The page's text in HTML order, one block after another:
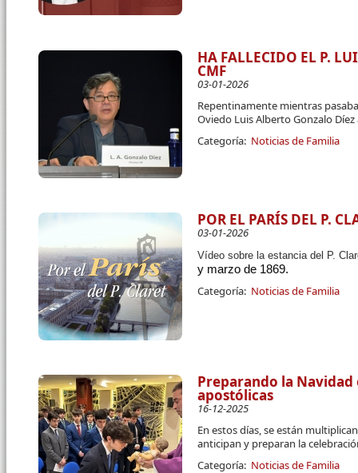
HA FALLECIDO EL P.
CMF
03-01-2026
Repentinamente mientras
Oviedo Luis Alberto Gonzalo
Categoría: Noticias de Familia
POR EL PARÍS DEL P.
03-01-2026
Vídeo sobre la estancia del P.
y marzo de 1869.
Categoría: Noticias de Familia
Preparando la
apostólicas
16-12-2025
En estos días, se están
anticipan y preparan la
Categoría: Noticias de Familia